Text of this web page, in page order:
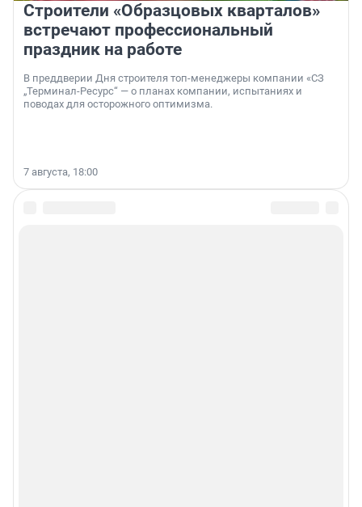
Строители «Образцовых кварталов»
встречают профессиональный
праздник на работе
В преддверии Дня строителя топ-менеджеры компании «СЗ
„Терминал-Ресурс“ — о планах компании, испытаниях и
поводах для осторожного оптимизма.
7 августа, 18:00